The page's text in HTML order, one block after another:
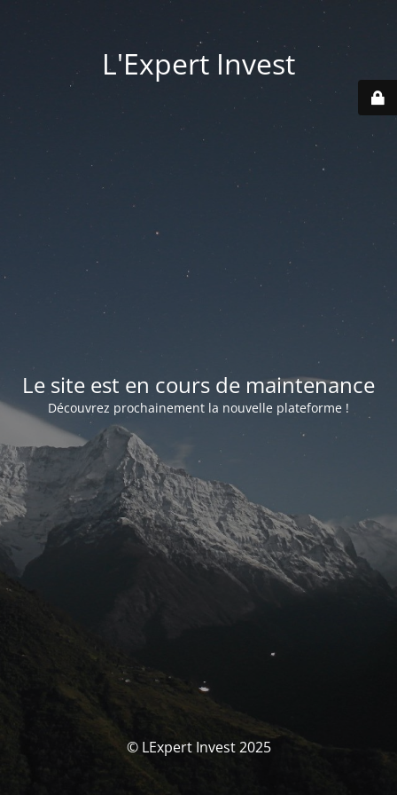
L'Expert Invest
Le site est en cours de maintenance
Découvrez prochainement la nouvelle plateforme !
© LExpert Invest 2025